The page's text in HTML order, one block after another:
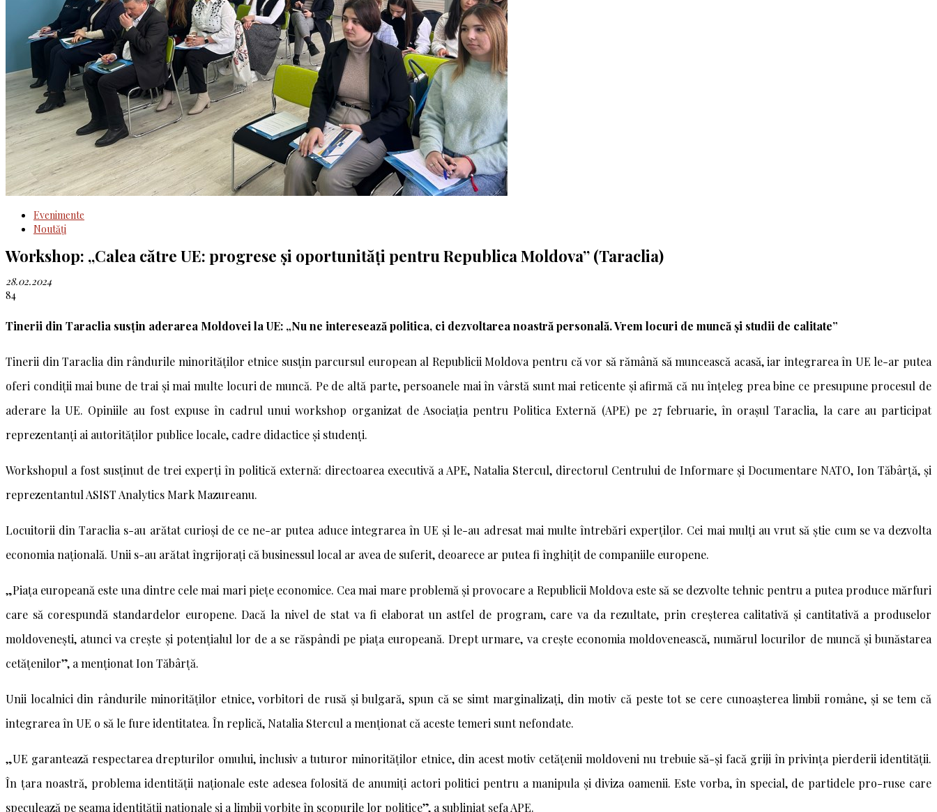
Evenimente
Noutăţi
Workshop: „Calea către UE: progrese și oportunități pentru Republica Moldova” (Taraclia)
28.02.2024
84
Tinerii din Taraclia susțin aderarea Moldovei la UE: „Nu ne interesează politica, ci dezvoltarea noastră personală. Vrem locuri de muncă și studii de calitate”
Tinerii din Taraclia din rândurile minorităților etnice susțin parcursul european al Republicii Moldova pentru că vor să rămână să muncească acasă, iar integrarea în UE le-ar putea
oferi condiții mai bune de trai și mai multe locuri de muncă. Pe de altă parte, persoanele mai în vârstă sunt mai reticente și afirmă că nu înțeleg prea bine ce presupune procesul de
aderare la UE. Opiniile au fost expuse în cadrul unui workshop organizat de Asociația pentru Politica Externă (APE) pe 27 februarie, în orașul Taraclia, la care au participat
reprezentanți ai autorităților publice locale, cadre didactice și studenți.
Workshopul a fost susținut de trei experți în politică externă: directoarea executivă a APE, Natalia Stercul, directorul Centrului de Informare și Documentare NATO, Ion Tăbârță, și
reprezentantul ASIST Analytics Mark Mazureanu.
Locuitorii din Taraclia s-au arătat curioși de ce ne-ar putea aduce integrarea în UE și le-au adresat mai multe întrebări experților. Cei mai mulți au vrut să știe cum se va dezvolta
economia națională. Unii s-au arătat îngrijorați că businessul local ar avea de suferit, deoarece ar putea fi înghițit de companiile europene.
„Piața europeană este una dintre cele mai mari piețe economice. Cea mai mare problemă și provocare a Republicii Moldova este să se dezvolte tehnic pentru a putea produce mărfuri
care să corespundă standardelor europene. Dacă la nivel de stat va fi elaborat un astfel de program, care va da rezultate, prin creșterea calitativă și cantitativă a produselor
moldovenești, atunci va crește și potențialul lor de a se răspândi pe piața europeană. Drept urmare, va crește economia moldovenească, numărul locurilor de muncă și bunăstarea
cetățenilor”, a menționat Ion Tăbârță.
Unii localnici din rândurile minorităților etnice, vorbitori de rusă și bulgară, spun că se simt marginalizați, din motiv că peste tot se cere cunoașterea limbii române, și se tem că
integrarea în UE o să le fure identitatea. În replică, Natalia Stercul a menționat că aceste temeri sunt nefondate.
„UE garantează respectarea drepturilor omului, inclusiv a tuturor minorităților etnice, din acest motiv cetățenii moldoveni nu trebuie să-și facă griji în privința pierderii identității.
În țara noastră, problema identității naționale este adesea folosită de anumiți actori politici pentru a manipula și diviza oamenii. Este vorba, în special, de partidele pro-ruse care
speculează pe seama identității naționale și a limbii vorbite în scopurile lor politice”, a subliniat șefa APE.